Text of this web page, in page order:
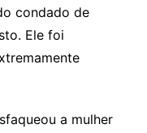
condado de
Ele foi
a mulher